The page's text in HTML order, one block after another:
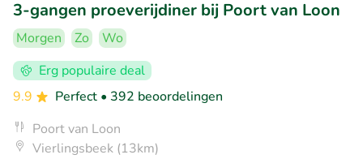
3-gangen proeverijdiner bij Poort van Loon
Morgen Zo
Wo
Erg populaire deal
9.9
Perfect • 392 beoordelingen
Poort van Loon
Vierlingsbeek (13km)